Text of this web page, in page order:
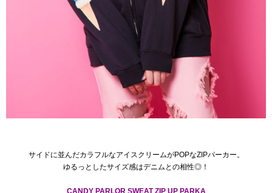
サイドに並んだカラフルなアイスクリームがPOPなZIPパーカー。
ゆるっとしたサイズ感はデニムとの相性◎！
CANDY PARLOR SWEAT ZIP UP PARKA